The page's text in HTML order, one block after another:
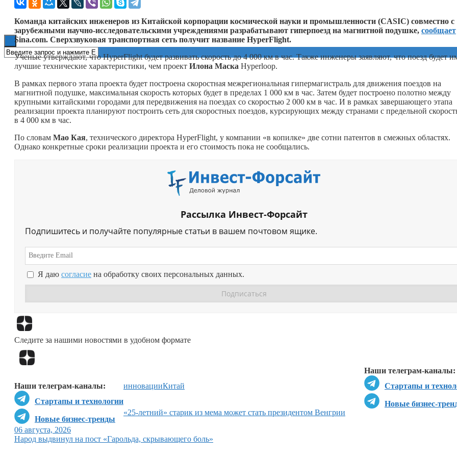
Команда китайских инженеров из Китайской корпорации космической науки и промышленности (CASIC) совместно с
зарубежными научно-исследовательскими учреждениями разрабатывают гиперпоезд на магнитной подушке, сообщает
Sina.com. Сверхзвуковая транспортная сеть получит название HyperFlight.
Ученые утверждают, что HyperFlight будет развивать скорость до 4 000 км в час. Также инженеры заявляют, что поезд будет
лучшие технические характеристики, чем проект Илона Маска Hyperloop.
В рамках первого этапа проекта будет построена скоростная межрегиональная гипермагистраль для движения поездов на
магнитной подушке, максимальная скорость которых будет в пределах 1 000 км в час. Затем будет построено полотно между
крупными китайскими городами для передвижения на поездах со скоростью 2 000 км в час. И в рамках завершающего этапа
реализации проекта планируют построить сеть для скоростных поездов, курсирующих между странами с предельной
в 4 000 км в час.
По словам Мао Кая, технического директора HyperFlight, у компании «в копилке» две сотни патентов в смежных областях.
Однако конкретные сроки реализации проекта и его стоимость пока не сообщались.
Рассылка Инвест-Форсайт
Подпишитесь и получайте популярные статьи в вашем почтовом ящике.
Я даю согласие на обработку своих персональных данных.
Следите за нашими новостями в удобном формате
Наши телеграм-каналы:
Стартапы и
Новые бизнес-
Наши телеграм-каналы:
Стартапы и технологии
Новые бизнес-тренды
инновацииКитай
«25-летний» старик из мема может стать президентом Венгрии
06 августа, 2026
Народ выдвинул на пост «Гарольда, скрывающего боль»